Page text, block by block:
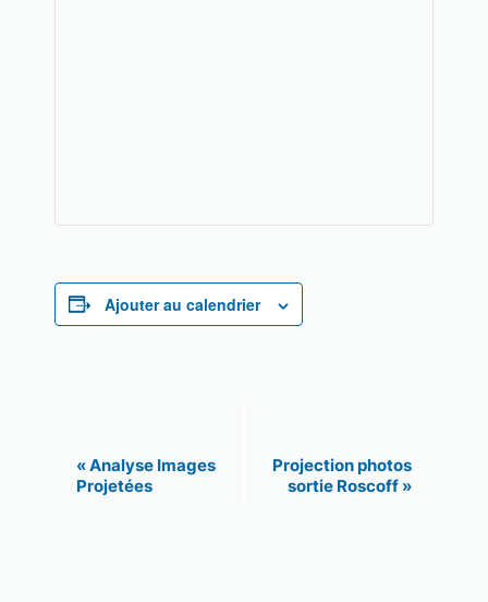
Ajouter au calendrier
«Analyse Images
Projetées
Projection photos
sortie Roscoff »